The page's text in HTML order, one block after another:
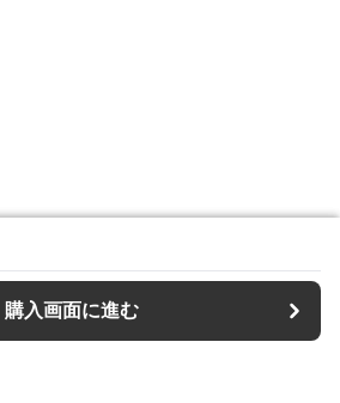
購入画面に進む
購入画面に進む